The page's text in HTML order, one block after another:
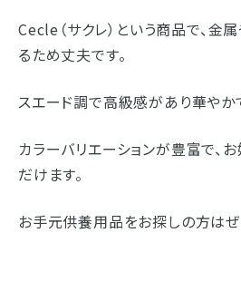
所在地
〒434-0026
地図を開く 店舗評価
浜松店 藤枝店
樹木葬
- 新着情報
Cecle（サクレ） という商品で、金
るため丈夫です。
スエード調で高級感があり華やか
カラーバリエーションが豊富で、
だけます。
お手元供養用品をお探しの方はぜ